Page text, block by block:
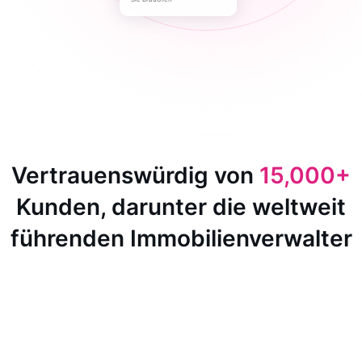
Vertrauenswürdig von 15,000+
Kunden, darunter die weltweit
führenden Immobilienverwalter